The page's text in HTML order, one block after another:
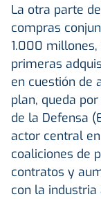
La otra parte
compras
1.000
primeras
en cuestión de
plan, queda
de la Defensa
actor central
coaliciones de
contratos y
con la